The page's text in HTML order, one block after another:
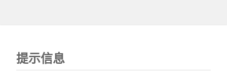
提示信息